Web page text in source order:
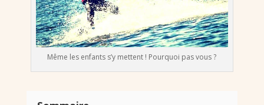
Même les enfants s’y mettent ! Pourquoi pas vous ?